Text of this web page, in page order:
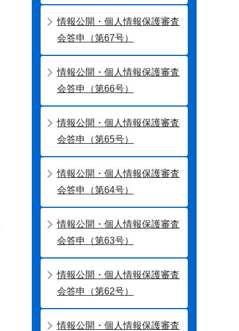
情報公開・個人情報保護審査
会答申（第67号）
情報公開・個人情報保護審査
会答申（第66号）
情報公開・個人情報保護審査
会答申（第65号）
情報公開・個人情報保護審査
会答申（第64号）
情報公開・個人情報保護審査
会答申（第63号）
情報公開・個人情報保護審査
会答申（第62号）
情報公開・個人情報保護審査